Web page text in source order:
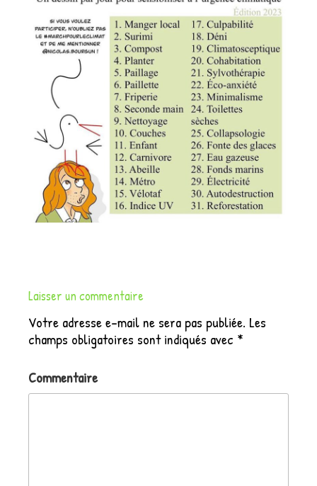
Laisser un commentaire
Votre adresse e-mail ne sera pas publiée. Les
champs obligatoires sont indiqués avec *
Commentaire